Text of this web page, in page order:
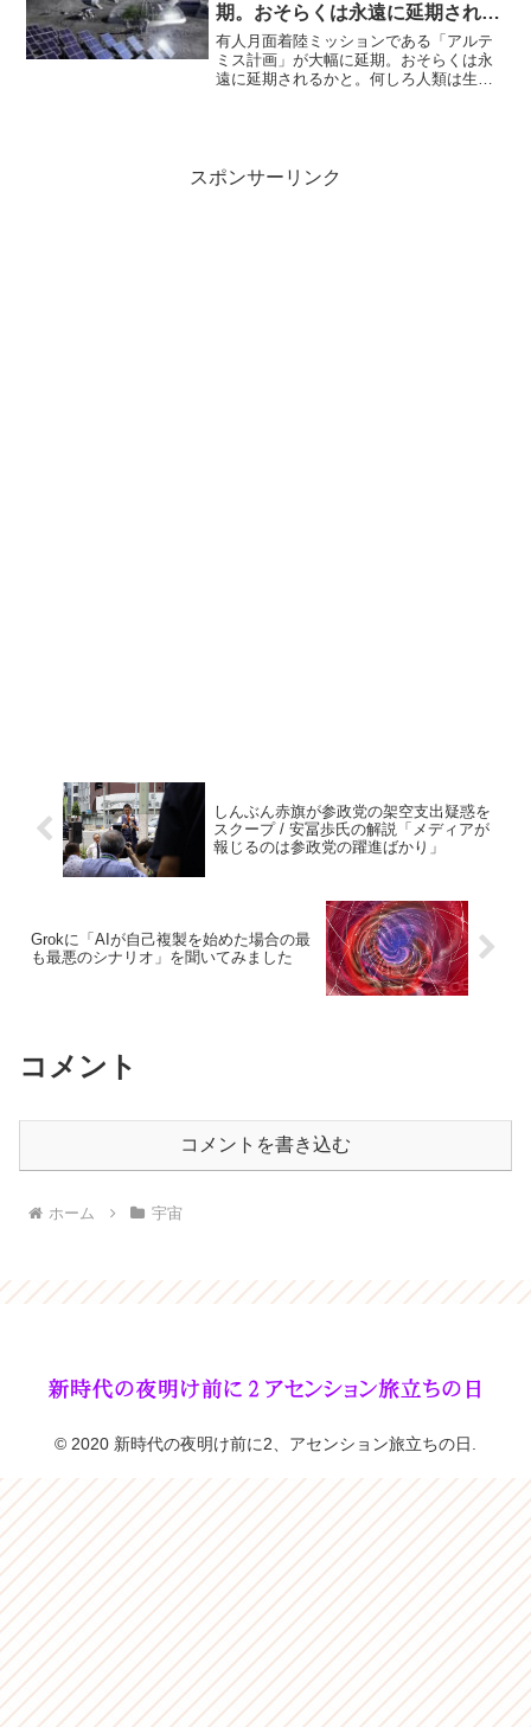
期。おそらくは永遠に延期される
かと。
有人月面着陸ミッションである「アルテ
ミス計画」が大幅に延期。おそらくは永
遠に延期されるかと。何しろ人類は生体
スポンサーリンク
しんぶん赤旗が参政党の架空支出疑惑を
スクープ / 安冨歩氏の解説「メディアが
報じるのは参政党の躍進ばかり」
Grokに「AIが自己複製を始めた場合の最
も最悪のシナリオ」を聞いてみました
コメント
コメントを書き込む
ホーム 宇宙
© 2020 新時代の夜明け前に2、アセンション旅立ちの日.